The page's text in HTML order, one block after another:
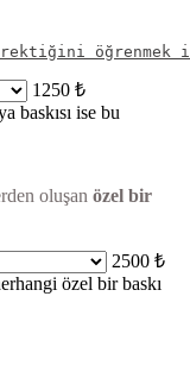
öğrenmek
1250 ₺
baskısı ise bu
oluşan özel bir
2500 ₺
özel bir baskı